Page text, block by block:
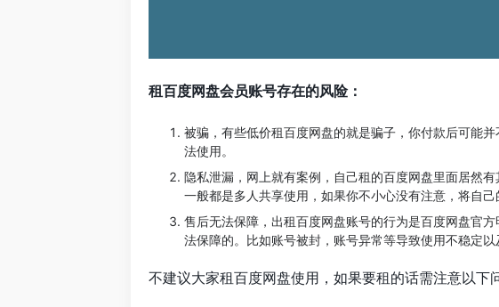
租百度网盘会员账号存在的风险：
被骗，有些低价租百度网盘的就是骗子，你付款后可能
法使用。
隐私泄漏，网上就有案例，自己租的百度网盘里面居然
一般都是多人共享使用，如果你不小心没有注意，将自
售后无法保障，出租百度网盘账号的行为是百度网盘官
法保障的。比如账号被封，账号异常等导致使用不稳定以
不建议大家租百度网盘使用，如果要租的话需注意以下